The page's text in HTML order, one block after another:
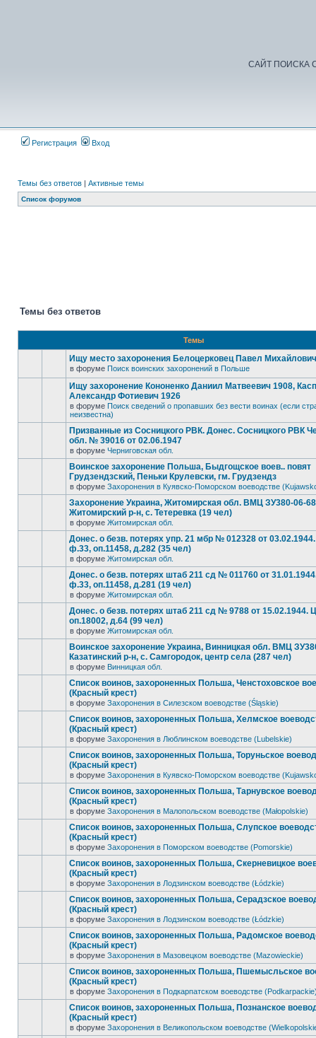
САЙТ ПОИСКА
Регистрация Вход
Темы без ответов | Активные темы
Список форумов
Темы без ответов
Темы
Ищу место захоронения Белоцерковец Павел
в форуме Поиск воинских захоронений в Польше
Ищу захоронение Кононенко Даниил Матвеевич 1908,
Александр Фотиевич 1926
в форуме Поиск сведений о пропавших без вести воинах (если
неизвестна)
Призванные из Сосницкого РВК. Донес. Сосницкого РВК
обл. № 39016 от 02.06.1947
в форуме Черниговская обл.
Воинское захоронение Польша, Быдгощское воев.. повят
Грудзендзский, Пеньки Крулевски, гм. Грудзендз
в форуме Захоронения в Куявско-Поморском воеводстве
Захоронение Украина, Житомирская обл. ВМЦ ЗУ380-06-
Житомирский р-н, с. Тетеревка (19 чел)
в форуме Житомирская обл.
Донес. о безв. потерях упр. 21 мбр № 012328 от
ф.33, оп.11458, д.282 (35 чел)
в форуме Житомирская обл.
Донес. о безв. потерях штаб 211 сд № 011760 от
ф.33, оп.11458, д.281 (19 чел)
в форуме Житомирская обл.
Донес. о безв. потерях штаб 211 сд № 9788 от
оп.18002, д.64 (99 чел)
в форуме Житомирская обл.
Воинское захоронение Украина, Винницкая обл. ВМЦ
Казатинский р-н, с. Самгородок, центр села (287 чел)
в форуме Винницкая обл.
Список воинов, захороненных Польша, Ченстоховское
(Красный крест)
в форуме Захоронения в Силезском воеводстве (Śląskie)
Список воинов, захороненных Польша, Хелмское
(Красный крест)
в форуме Захоронения в Люблинском воеводстве (Lubelskie)
Список воинов, захороненных Польша, Торуньское
(Красный крест)
в форуме Захоронения в Куявско-Поморском воеводстве
Список воинов, захороненных Польша, Тарнувское
(Красный крест)
в форуме Захоронения в Малопольском воеводстве (Małopolskie)
Список воинов, захороненных Польша, Слупское
(Красный крест)
в форуме Захоронения в Поморском воеводстве (Pomorskie)
Список воинов, захороненных Польша, Скерневицкое
(Красный крест)
в форуме Захоронения в Лодзинском воеводстве (Łódzkie)
Список воинов, захороненных Польша, Серадзское
(Красный крест)
в форуме Захоронения в Лодзинском воеводстве (Łódzkie)
Список воинов, захороненных Польша, Радомское
(Красный крест)
в форуме Захоронения в Мазовецком воеводстве (Mazowieckie)
Список воинов, захороненных Польша, Пшемысльское
(Красный крест)
в форуме Захоронения в Подкарпатском воеводстве
Список воинов, захороненных Польша, Познанское
(Красный крест)
в форуме Захоронения в Великопольском воеводстве